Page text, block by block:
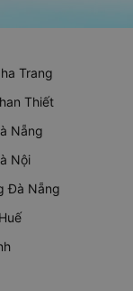
Trang
Thiết
Nẵng
Nội
Đà Nẵng